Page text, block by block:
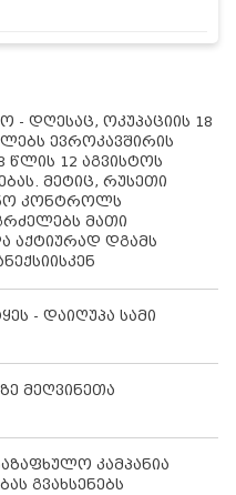
- დღესაც, ოკუპაციის 18
ევროკავშირის
12 აგვისტოს
მეტიც, რუსეთი
კონტროლს
მათი
აქტიურად დგამს
- დაიღუპა სამი
მეღვინეთა
კამპანია
გვახსენებს